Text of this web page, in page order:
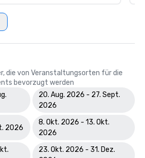
die von Veranstaltungsorten für die
bevorzugt werden
20. Aug. 2026 - 27. Sept.
2026
2026
8. Okt. 2026 - 13. Okt.
2026
23. Okt. 2026 - 31. Dez.